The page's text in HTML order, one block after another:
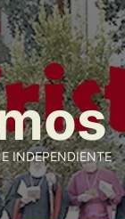
INDEPENDIENTE